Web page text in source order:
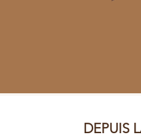
DEPUIS